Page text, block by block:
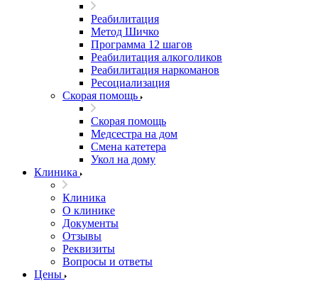
Реабилитация
Метод Шичко
Программа 12 шагов
Реабилитация алкоголиков
Реабилитация наркоманов
Ресоциализация
Скорая помощь
Скорая помощь
Медсестра на дом
Смена катетера
Укол на дому
Клиника
Клиника
О клинике
Документы
Отзывы
Реквизиты
Вопросы и ответы
Цены